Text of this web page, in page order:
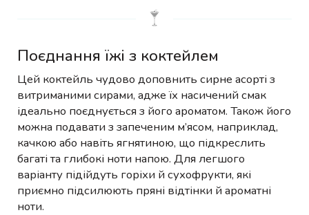
Поєднання їжі з коктейлем
Цей коктейль чудово доповнить сирне асорті з
витриманими сирами, адже їх насичений смак
ідеально поєднується з його ароматом. Також його
можна подавати з запеченим м’ясом, наприклад,
качкою або навіть ягнятиною, що підкреслить
багаті та глибокі ноти напою. Для легшого
варіанту підійдуть горіхи й сухофрукти, які
приємно підсилюють пряні відтінки й ароматні
ноти.